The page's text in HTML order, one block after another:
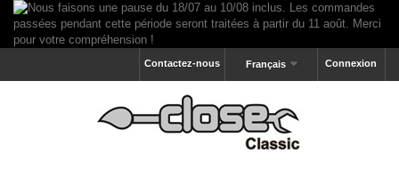
Connexion
Français
Contactez-nous